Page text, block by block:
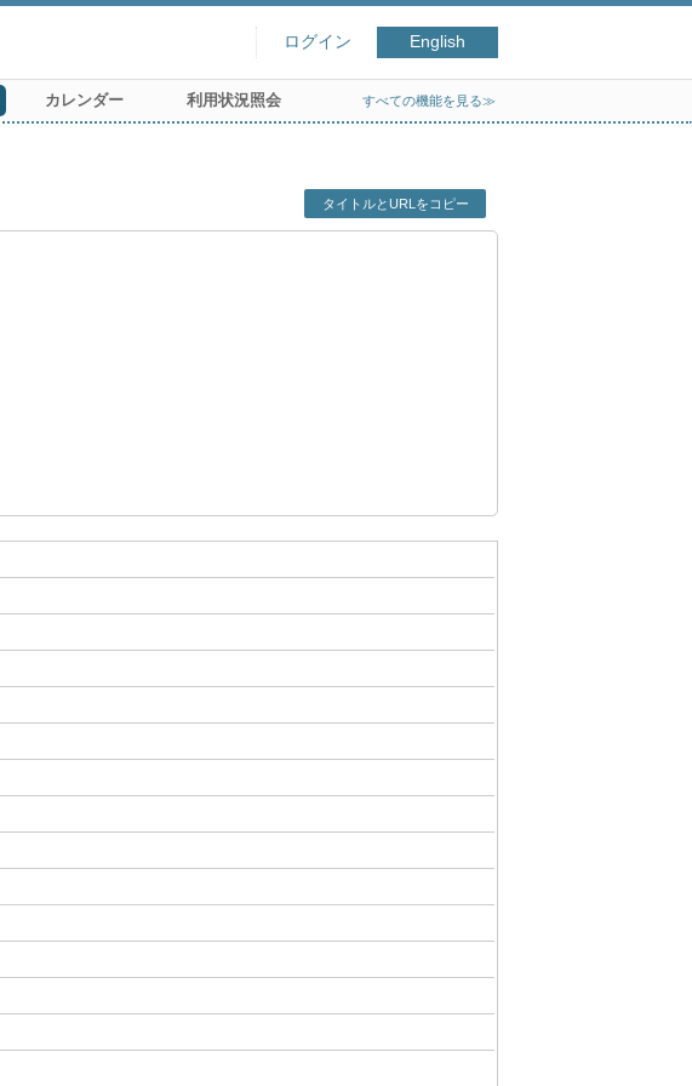
ログイン English
カレンダー 利用状況照会 すべての機能を見る≫
タイトルとURLをコピー